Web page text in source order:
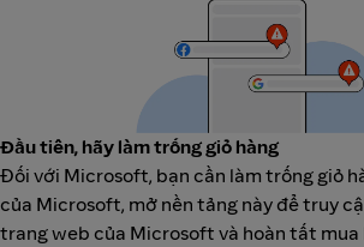
Đầu tiên, hãy làm trống giỏ hàng
Đối với Microsoft, bạn cần làm trống giỏ
của Microsoft, mở nền tảng này để truy
trang web của Microsoft và hoàn tất mua